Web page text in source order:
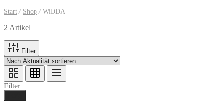
Start / Shop /WiDDA
2 Artikel
Filter
Filter